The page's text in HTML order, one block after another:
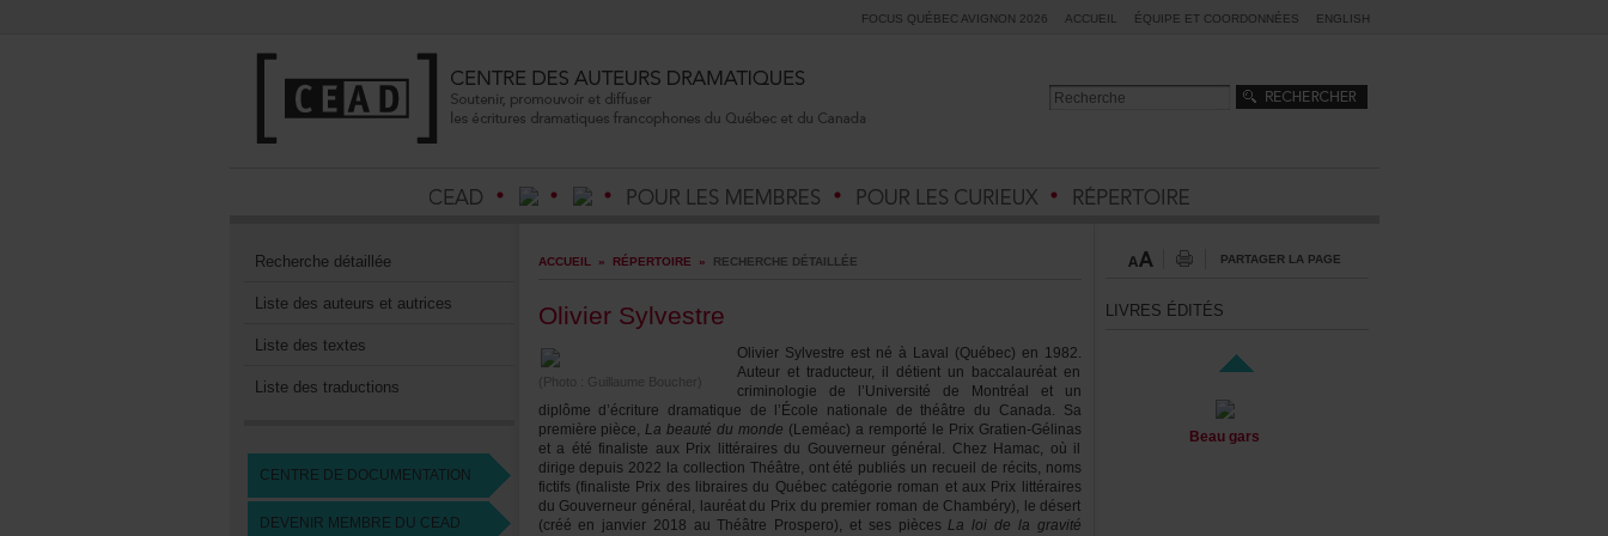
FOCUSQUÉBECAVIGNON2026 ACCUEIL ÉQUIPEETCOORDONNÉES ENGLISH
Recherchedétaillée
Listedesauteursetautrices
Listedestextes
Listedestraductions
CENTREDEDOCUMENTATION
DEVENIRMEMBREDUCEAD
ACCUEIL » RÉPERTOIRE » RECHERCHEDÉTAILLÉE
OlivierSylvestre
(Photo:GuillaumeBoucher)
OlivierSylvestreestnéàLaval(Québec)en1982.
Auteurettraducteur,ildétientunbaccalauréaten
criminologiedel’UniversitédeMontréaletun
diplômed’écrituredramatiquedel’ÉcolenationaledethéâtreduCanada.Sa
premièrepièce,Labeautédumonde (Leméac)aremportélePrixGratien-Gélinas
etaétéfinalisteauxPrixlittérairesduGouverneurgénéral.ChezHamac,oùil
dirigedepuis2022lacollectionThéâtre,ontétépubliésunrecueilderécits,noms
fictifs(finalistePrixdeslibrairesduQuébeccatégorieromanetauxPrixlittéraires
duGouverneurgénéral,lauréatduPrixdupremierromandeChambéry),ledésert
(crééenjanvier2018auThéâtreProspero),etsespiècesLaloidelagravité
PARTAGERLAPAGE
LIVRESÉDITÉS
Beaugars